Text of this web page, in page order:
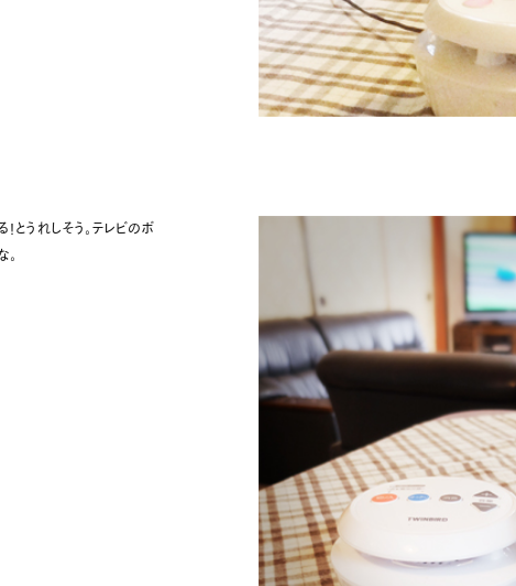
とうれしそう。テレビのボ